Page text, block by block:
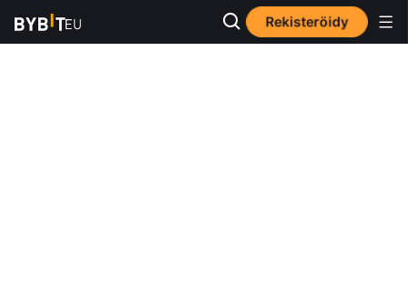
Rekisteröidy